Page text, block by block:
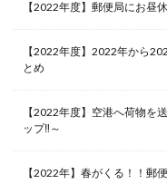
【2022年度】郵便局にお
【2022年度】2022年から
とめ
【2022年度】空港へ荷物を
ップ‼～
【2022年】春がくる！！郵